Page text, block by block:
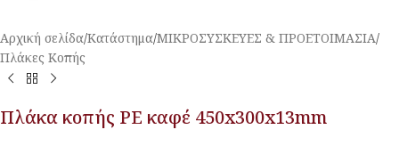
Αρχική σελίδα/Κατάστημα/ΜΙΚΡΟΣΥΣΚΕΥΕΣ & ΠΡΟΕΤΟΙΜΑΣΙΑ/
Πλάκες Κοπής
Πλάκα κοπής PE καφέ 450x300x13mm